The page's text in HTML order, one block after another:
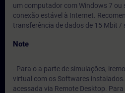
um computador com Windows 7 ou
conexão estável à Internet.
transferência de dados de 15 Mbit /
Note
- Para o a parte de simulações,
virtual com os Softwares
acessada via Remote Desktop.